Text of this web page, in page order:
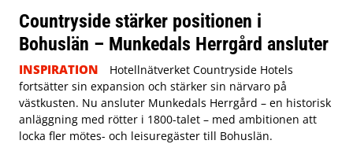
Countryside stärker positionen i
Bohuslän – Munkedals Herrgård ansluter
INSPIRATION
Hotellnätverket Countryside Hotels
fortsätter sin expansion och stärker sin närvaro på
västkusten. Nu ansluter Munkedals Herrgård – en historisk
anläggning med rötter i 1800-talet – med ambitionen att
locka fler mötes- och leisuregäster till Bohuslän.